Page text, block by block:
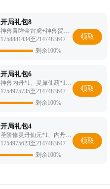
开局礼包8
神兽青眸金雷虎+神兽贺岁憨憨牛
1758881434至2147483647
剩余100%
领取
开局礼包6
神兽内丹*1、灵犀仙葫*1、198充值卡*1
1754975735至2147483647
剩余100%
领取
开局礼包4
圣阶修灵丹仙元*1、内丹葫芦:*1、198充值卡*1
1754975623至2147483647
剩余100%
领取